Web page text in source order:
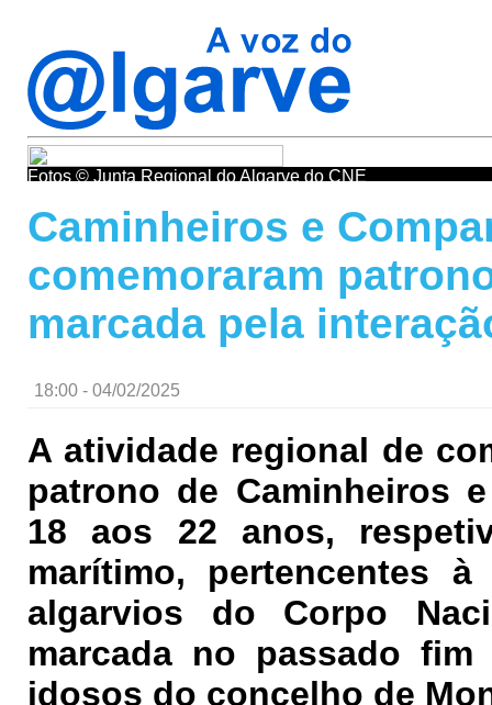
Fotos © Junta Regional do Algarve do CNE
Caminheiros e
comemoraram
marcada pela
18:00 - 04/02/2025
A atividade regional de
patrono de Caminheiros
18 aos 22 anos,
marítimo, pertencentes
algarvios do Corpo
marcada no passado
idosos do concelho de